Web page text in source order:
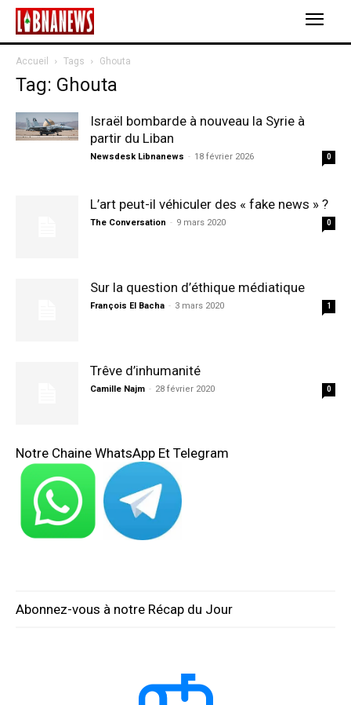
Accueil Tags Ghouta
Tag: Ghouta
Israël bombarde à nouveau la Syrie à
partir du Liban
Newsdesk Libnanews - 18 février 2026 0
L’art peut-il véhiculer des « fake news » ?
The Conversation - 9 mars 2020 0
Sur la question d’éthique médiatique
François El Bacha - 3 mars 2020 1
Trêve d’inhumanité
Camille Najm - 28 février 2020 0
Notre Chaine WhatsApp Et Telegram
Abonnez-vous à notre Récap du Jour